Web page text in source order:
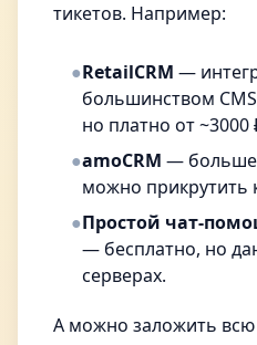
тикетов. Например:
●RetailCRM —
большинством
но платно от ~3000
●amoCRM — больше
можно прикрутить
●Простой чат-
— бесплатно, но
серверах.
А можно заложить всю